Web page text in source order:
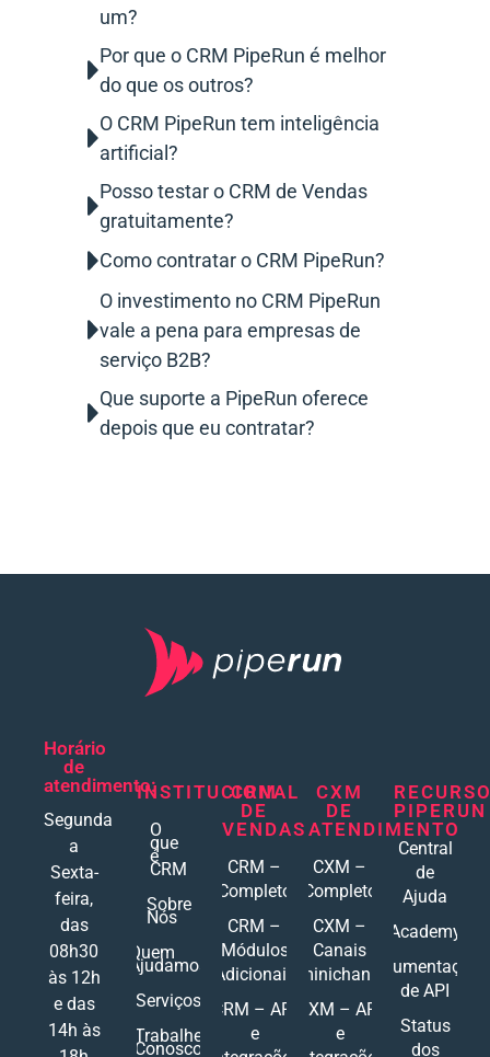
um?
Por que o CRM PipeRun é melhor
do que os outros?
O CRM PipeRun tem inteligência
artificial?
Posso testar o CRM de Vendas
gratuitamente?
Como contratar o CRM PipeRun?
O investimento no CRM PipeRun
vale a pena para empresas de
serviço B2B?
Que suporte a PipeRun oferece
depois que eu contratar?
Horário
de
atendimento:
Segunda
a
Sexta-
feira,
das
08h30
às 12h
e das
14h às
INSTITUCIONAL
O
que
é
CRM
Sobre
Nós
Quem
Ajudamos
Serviços
Trabalhe
Conosco
CRM
DE
VENDAS
CRM –
Completo
CRM –
Módulos
Adicionais
CRM – API
e
CXM
DE
ATENDIMENTO
CXM –
Completo
CXM –
Canais
Ominichannel
CXM – API
e
PIPERUN
Central
de
Ajuda
Academy
Documentações
de API
Status
dos